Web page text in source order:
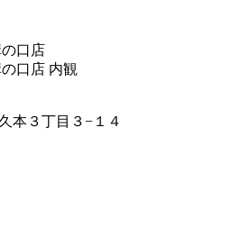
本３丁目３−１４